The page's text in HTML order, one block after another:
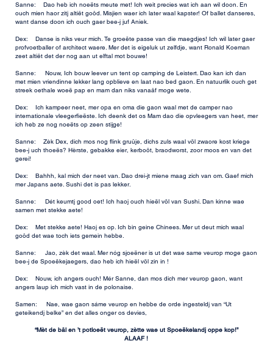
Sanne: Dao heb ich noeëts meute met! Ich weit precies wat ich aan wil doon. En
ouch mien haor zitj altiêt goôd. Misjien waer ich later waal kapster! Of ballet danseres,
want danse doon ich ouch gaer bee-j juf Aniek.
Dex: Danse is niks veur mich. Te groeëte passe van die maegdjes! Ich wil later gaer
profvoetballer of architect waere. Mer det is eigeluk ut zelfdje, want Ronald Koeman
zeet altiêt det der nog aan ut elftal mot bouwe!
Sanne: Nouw, Ich bouw leever un tent op camping de Leistert. Dao kan ich dan
met mien vriendinne lekker lang opblieve en laat nao bed gaon. En natuurlik ouch get
streek oethale woeë pap en mam dan niks vanaâf moge wete.
Dex: Ich kampeer neet, mer opa en oma die gaon waal met de camper nao
internationale vleegerfieëste. Ich deenk det os Mam dao die opvleegers van heet, mer
ich heb ze nog noeëts op zeen stijge!
Sanne: Zèk Dex, dich mos nog flink gruûje, dichs zuls waal völ zwaore kost kriege
bee-j uch thoeës? Hèrste, gebakke eier, kerboôt, braodworst, zoor moos en van det
gerei!
Dex: Bahhh, kal mich der neet van. Dao drei-jt miene maag zich van om. Gaef mich
mer Japans aete. Sushi det is pas lekker.
Sanne: Dét keumtj good oet! Ich haoj ouch hieël völ van Sushi. Dan kinne wae
samen met stekke aete!
Dex: Met stekke aete! Haoj es op. Ich bin geine Chinees. Mer ut deut mich waal
goôd det wae toch iets gemein hebbe.
Sanne: Jao, zèk det waal. Mer nóg sjoeëner is ut det wae same veurop moge gaon
bee-j de Spoeëkejaegers, dao heb ich hieël völ zin in !
Dex: Nouw, ich angers ouch! Mér Sanne, dan mos dich mer veurop gaon, want
angers laup ich mich vast in de polonaise.
Samen: Nae, wae gaon sáme veurop en hebbe de orde ingesteldj van “Ut
geteikendj belke” en det alles onger os devies,
“Mèt de bâl en ’t potloeët veurop, zètte wae ut Spoeëkelandj oppe kop!”
ALAAF !